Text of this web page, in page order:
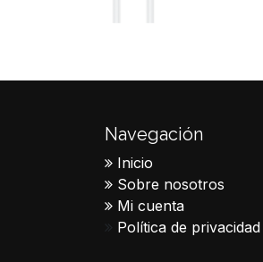
Navegación
Inicio
Sobre nosotros
Mi cuenta
Política de privacidad